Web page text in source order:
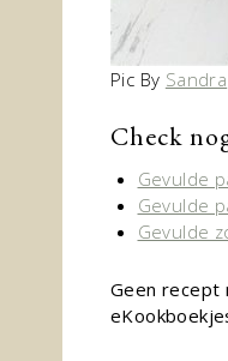
Pic By Sandra
Check
Gevulde
Gevulde
Gevulde
Geen recept